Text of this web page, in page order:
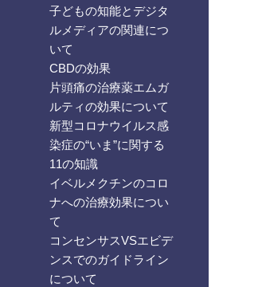
子どもの知能とデジタ
ルメディアの関連につ
いて
CBDの効果
片頭痛の治療薬エムガ
ルティの効果について
新型コロナウイルス感
染症の“いま”に関する
11の知識
イベルメクチンのコロ
ナへの治療効果につい
て
コンセンサスVSエビデ
ンスでのガイドライン
について